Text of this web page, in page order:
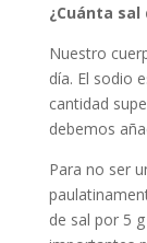
¿Cuánta
Nuestro
día. El sodio
cantidad
debemos
Para no ser
de sal por 5